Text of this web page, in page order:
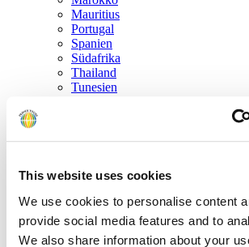
This website uses cookies
We use cookies to personalise content
provide social media features and to
We also share information about your
Mauritius
Portugal
Spanien
Südafrika
Thailand
Tunesien
Vereinigtes Königreich
Golfrundreisen
USA „R. Trent Jones Golf Trail“
USA (Golf und Nationalparks)
Südafrika Golf-Safari